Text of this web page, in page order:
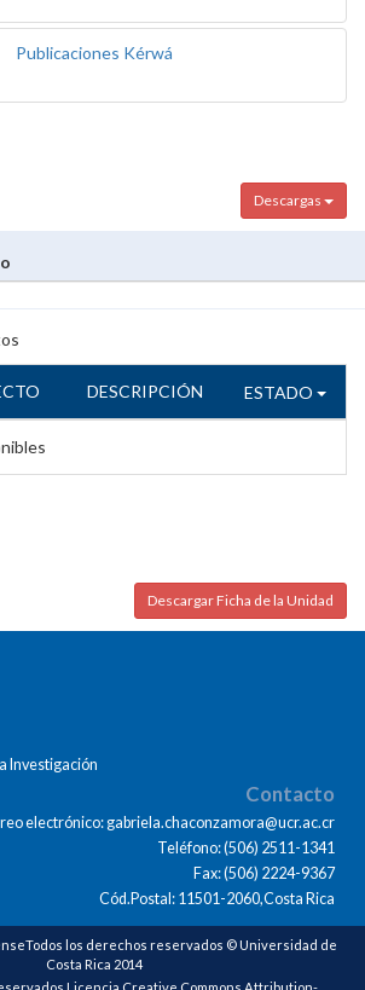
Publicaciones Kérwá
Descargas
DESCRIPCIÓN ESTADO
Descargar Ficha de la Unidad
Investigación
Contacto
electrónico: gabriela.chaconzamora@ucr.ac.cr
Teléfono: (506) 2511-1341
Fax: (506) 2224-9367
Cód.Postal: 11501-2060,Costa Rica
los derechos reservados © Universidad de
Costa Rica 2014